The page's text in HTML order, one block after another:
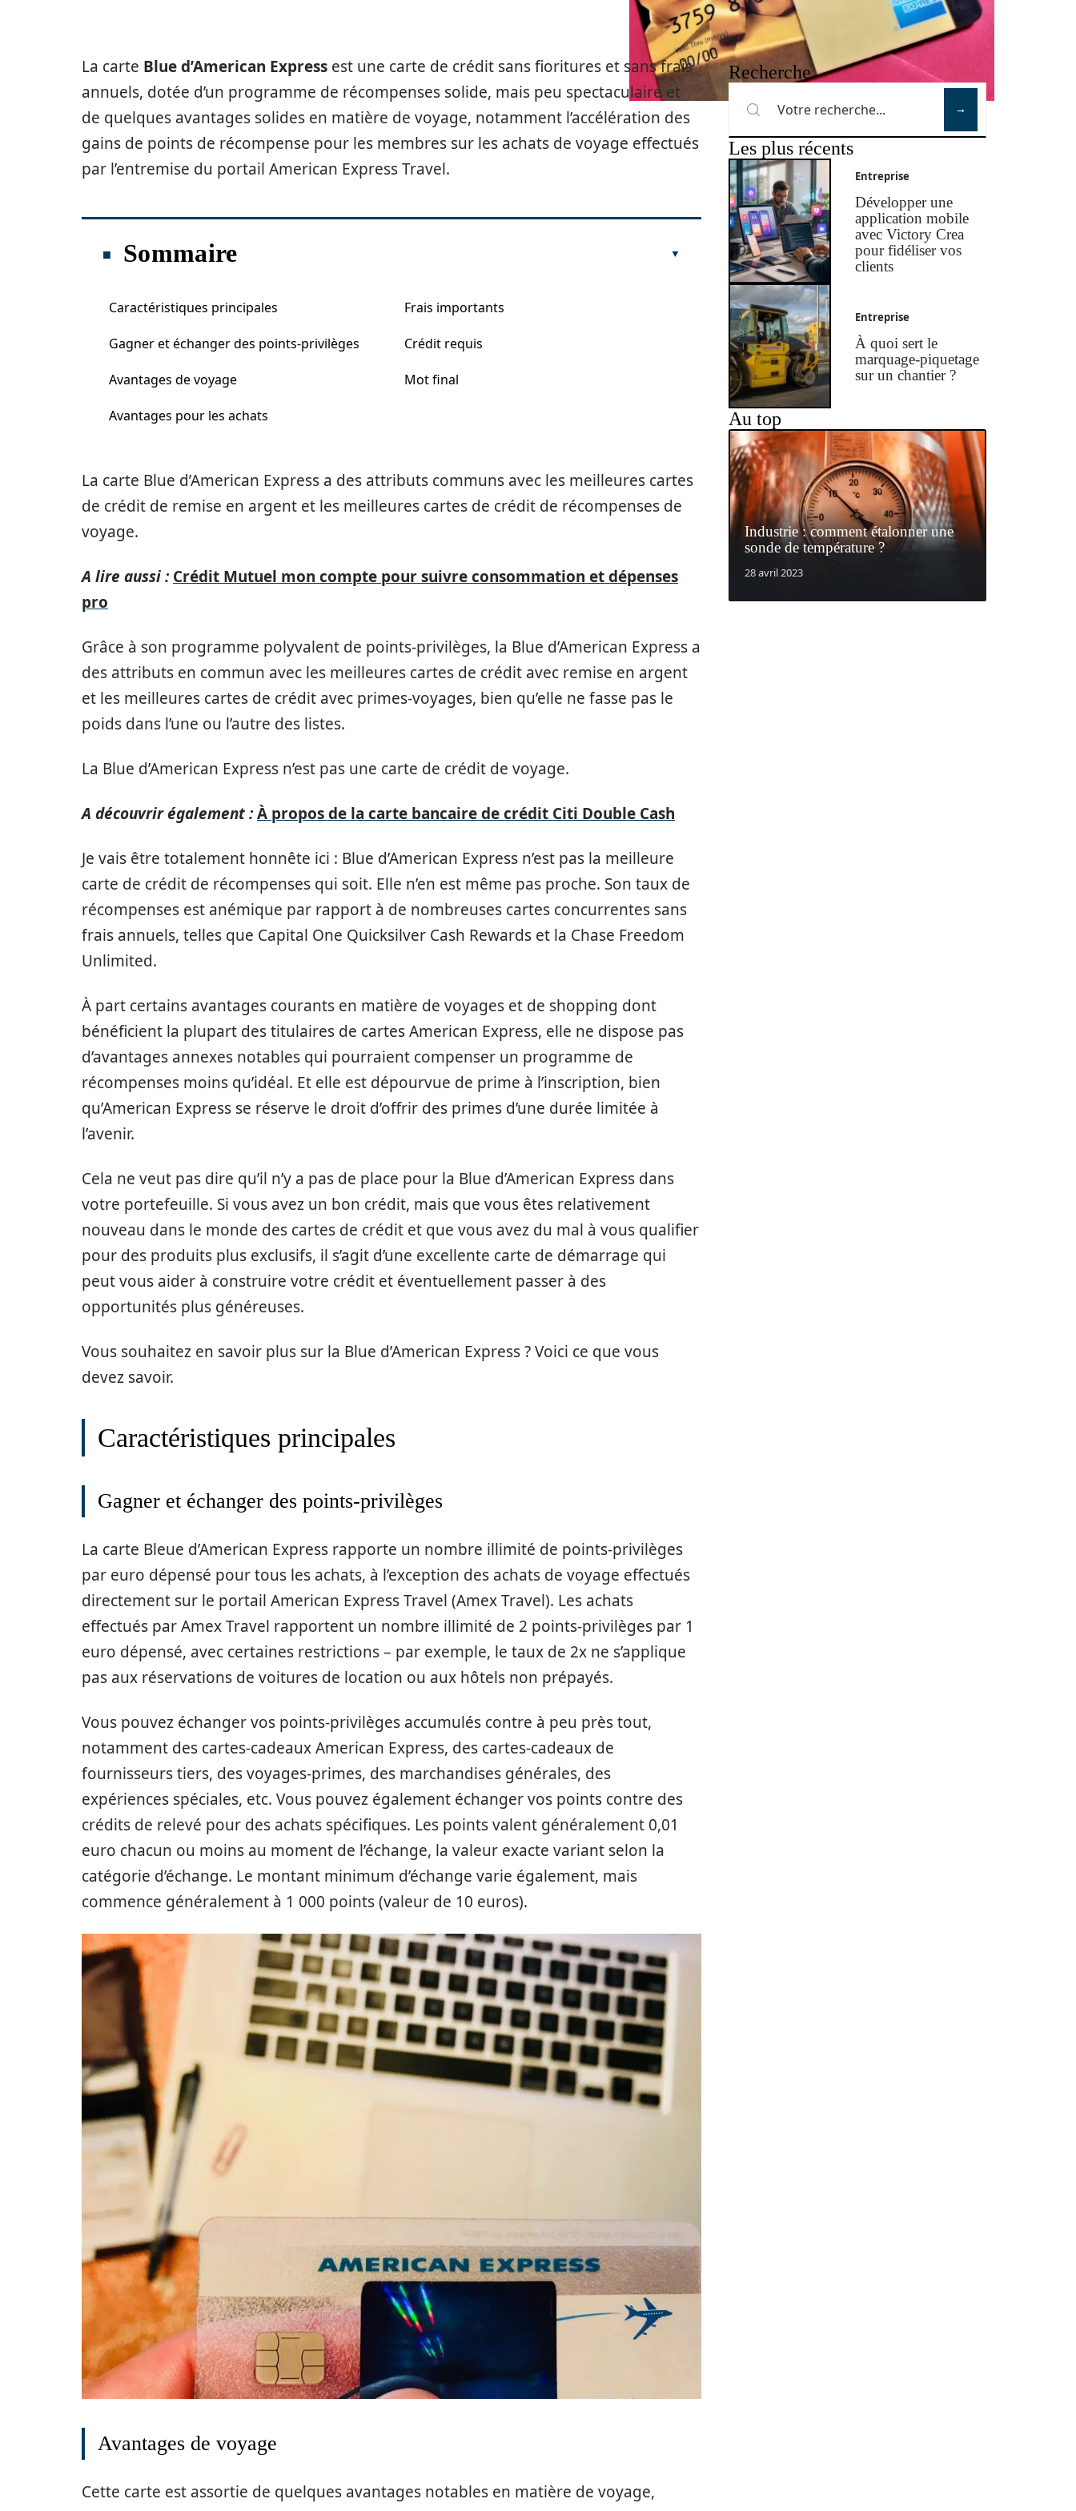
La carte Blue d’American Express est une carte de crédit sans fioritures et sans frais
annuels, dotée d’un programme de récompenses solide, mais peu spectaculaire et
de quelques avantages solides en matière de voyage, notamment l’accélération des
gains de points de récompense pour les membres sur les achats de voyage effectués
par l’entremise du portail American Express Travel.
Sommaire
Caractéristiques principales
Gagner et échanger des points-privilèges
Avantages de voyage
Avantages pour les achats
Frais importants
Crédit requis
Mot final
La carte Blue d’American Express a des attributs communs avec les meilleures cartes
de crédit de remise en argent et les meilleures cartes de crédit de récompenses de
voyage.
A lire aussi : Crédit Mutuel mon compte pour suivre consommation et dépenses
pro
Grâce à son programme polyvalent de points-privilèges, la Blue d’American Express a
des attributs en commun avec les meilleures cartes de crédit avec remise en argent
et les meilleures cartes de crédit avec primes-voyages, bien qu’elle ne fasse pas le
poids dans l’une ou l’autre des listes.
La Blue d’American Express n’est pas une carte de crédit de voyage.
A découvrir également :À propos de la carte bancaire de crédit Citi Double Cash
Je vais être totalement honnête ici : Blue d’American Express n’est pas la meilleure
carte de crédit de récompenses qui soit. Elle n’en est même pas proche. Son taux de
récompenses est anémique par rapport à de nombreuses cartes concurrentes sans
frais annuels, telles que Capital One Quicksilver Cash Rewards et la Chase Freedom
Unlimited.
À part certains avantages courants en matière de voyages et de shopping dont
bénéficient la plupart des titulaires de cartes American Express, elle ne dispose pas
d’avantages annexes notables qui pourraient compenser un programme de
récompenses moins qu’idéal. Et elle est dépourvue de prime à l’inscription, bien
qu’American Express se réserve le droit d’offrir des primes d’une durée limitée à
l’avenir.
Cela ne veut pas dire qu’il n’y a pas de place pour la Blue d’American Express dans
votre portefeuille. Si vous avez un bon crédit, mais que vous êtes relativement
nouveau dans le monde des cartes de crédit et que vous avez du mal à vous qualifier
pour des produits plus exclusifs, il s’agit d’une excellente carte de démarrage qui
peut vous aider à construire votre crédit et éventuellement passer à des
opportunités plus généreuses.
Vous souhaitez en savoir plus sur la Blue d’American Express ? Voici ce que vous
devez savoir.
Caractéristiques principales
Gagner et échanger des points-privilèges
La carte Bleue d’American Express rapporte un nombre illimité de points-privilèges
par euro dépensé pour tous les achats, à l’exception des achats de voyage effectués
directement sur le portail American Express Travel (Amex Travel). Les achats
effectués par Amex Travel rapportent un nombre illimité de 2 points-privilèges par 1
euro dépensé, avec certaines restrictions – par exemple, le taux de 2x ne s’applique
pas aux réservations de voitures de location ou aux hôtels non prépayés.
Vous pouvez échanger vos points-privilèges accumulés contre à peu près tout,
notamment des cartes-cadeaux American Express, des cartes-cadeaux de
fournisseurs tiers, des voyages-primes, des marchandises générales, des
expériences spéciales, etc. Vous pouvez également échanger vos points contre des
crédits de relevé pour des achats spécifiques. Les points valent généralement 0,01
euro chacun ou moins au moment de l’échange, la valeur exacte variant selon la
catégorie d’échange. Le montant minimum d’échange varie également, mais
commence généralement à 1 000 points (valeur de 10 euros).
Avantages de voyage
Cette carte est assortie de quelques avantages notables en matière de voyage,
Recherche
Les plus récents
Entreprise
Développer une
application mobile
avec Victory Crea
pour fidéliser vos
clients
Entreprise
À quoi sert le
marquage-piquetage
sur un chantier ?
Au top
Industrie : comment étalonner une
sonde de température ?
28 avril 2023